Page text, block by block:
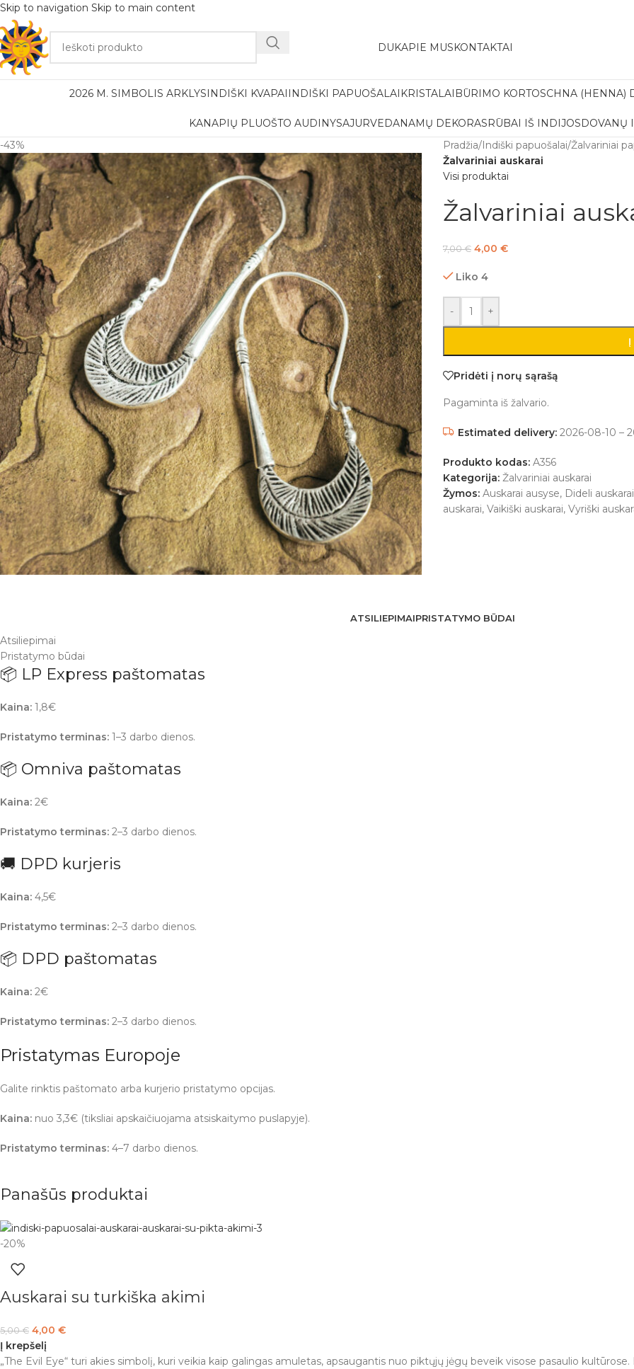
Skip to navigation Skip to main content
DUKAPIE MUSKONTAKTAI
2026 M. SIMBOLIS ARKLYSINDIŠKI KVAPAI INDIŠKI PAPUOŠALAI KRISTALAI BŪRIMO KORTOSCHNA (HENNA)
KANAPIŲ PLUOŠTO AUDINYSAJURVEDANAMŲ DEKORASRŪBAI IŠ INDIJOSDOVANŲ
-43%
Pradžia/Indiški papuošalai/Žalvariniai
Žalvariniai auskarai
Visi produktai
Žalvariniai
7,00€ 4,00 €
Liko 4
- +
Į
Pridėti į norų sąrašą
Pagaminta iš žalvario.
Estimated delivery:2026-08-10 –
Produkto kodas: A356
Kategorija: Žalvariniai auskarai
Žymos: Auskarai ausyse, Dideli auskarai
auskarai, Vaikiški auskarai, Vyriški
ATSILIEPIMAIPRISTATYMO BŪDAI
Atsiliepimai
Pristatymo būdai
📦 LP Express paštomatas
Kaina: 1,8€
Pristatymo terminas: 1–3 darbo dienos.
📦 Omniva paštomatas
Kaina: 2€
Pristatymo terminas: 2–3 darbo dienos.
🚚 DPD kurjeris
Kaina: 4,5€
Pristatymo terminas: 2–3 darbo dienos.
📦 DPD paštomatas
Kaina: 2€
Pristatymo terminas: 2–3 darbo dienos.
Pristatymas Europoje
Galite rinktis paštomato arba kurjerio pristatymo opcijas.
Kaina: nuo 3,3€ (tiksliai apskaičiuojama atsiskaitymo puslapyje).
Pristatymo terminas: 4–7 darbo dienos.
Panašūs produktai
-20%
Auskarai su turkiška akimi
5,00€ 4,00 €
Į krepšelį
„The Evil Eye“ turi akies simbolį, kuri veikia kaip galingas amuletas, apsaugantis nuo piktųjų jėgų beveik visose pasaulio